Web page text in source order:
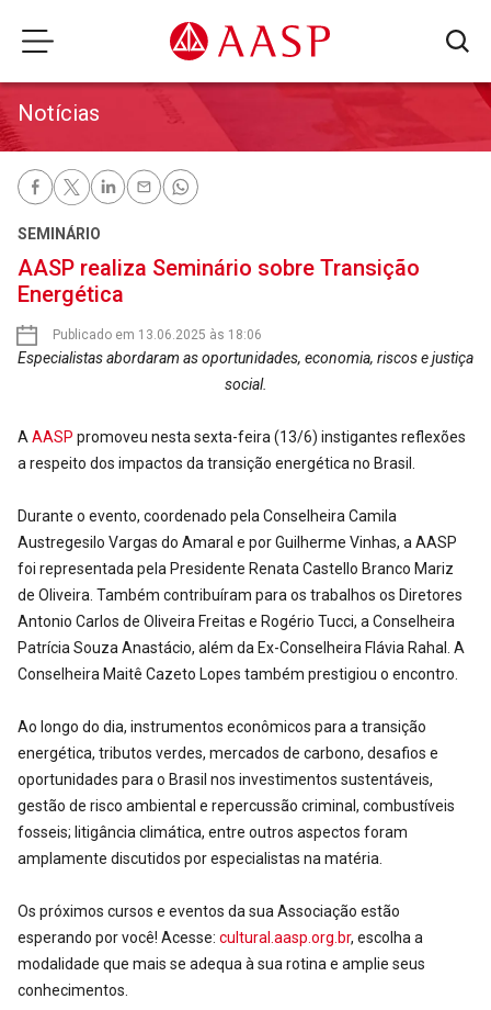
Notícias
SEMINÁRIO
AASP realiza Seminário sobre Transição
Energética
Publicado em 13.06.2025 às 18:06
Especialistas abordaram as oportunidades, economia, riscos e justiça
social.
A AASP promoveu nesta sexta-feira (13/6) instigantes reflexões
a respeito dos impactos da transição energética no Brasil.
Durante o evento, coordenado pela Conselheira Camila
Austregesilo Vargas do Amaral e por Guilherme Vinhas, a AASP
foi representada pela Presidente Renata Castello Branco Mariz
de Oliveira. Também contribuíram para os trabalhos os Diretores
Antonio Carlos de Oliveira Freitas e Rogério Tucci, a Conselheira
Patrícia Souza Anastácio, além da Ex-Conselheira Flávia Rahal. A
Conselheira Maitê Cazeto Lopes também prestigiou o encontro.
Ao longo do dia, instrumentos econômicos para a transição
energética, tributos verdes, mercados de carbono, desafios e
oportunidades para o Brasil nos investimentos sustentáveis,
gestão de risco ambiental e repercussão criminal, combustíveis
fosseis; litigância climática, entre outros aspectos foram
amplamente discutidos por especialistas na matéria.
Os próximos cursos e eventos da sua Associação estão
esperando por você! Acesse: cultural.aasp.org.br, escolha a
modalidade que mais se adequa à sua rotina e amplie seus
conhecimentos.